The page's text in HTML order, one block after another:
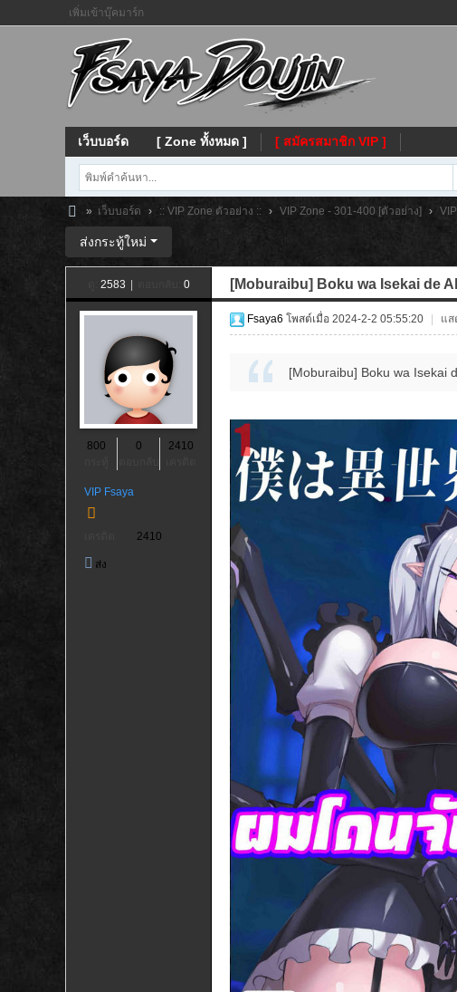
เพิ่มเข้าบุ๊คมาร์ก
เว็บบอร์ด [ Zone ทั้งหมด ] [ สมัครสมาชิก VIP ]
ay
» เว็บบอร์ด › :: VIP Zone ตัวอย่าง :: › VIP Zone - 301-400 [ตัวอย่าง] ›
ส่งกระทู้ใหม่
2583 0 [Moburaibu] Boku wa Isekai de
800
0
2410
VIP Fsaya
2410
ส่ง
Fsaya6 โพสต์เมื่อ 2024-2-2 05:55:20 แส
[Moburaibu] Boku wa Isekai